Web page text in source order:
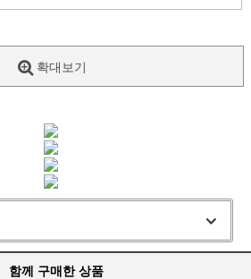
확대보기
함께 구매한 상품